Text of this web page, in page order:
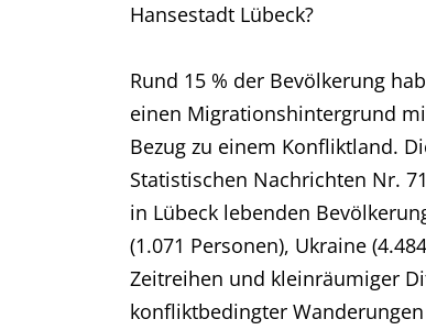
Hansestadt Lübeck?
Rund 15 % der Bevölkerung
einen Migrationshintergrund
Bezug zu einem Konfliktland.
Statistischen Nachrichten Nr.
in Lübeck lebenden
(1.071 Personen), Ukraine
Zeitreihen und kleinräumiger
konfliktbedingter